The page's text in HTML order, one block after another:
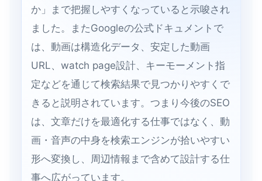
か」まで把握しやすくなっていると示唆され
ました。またGoogleの公式ドキュメントで
は、動画は構造化データ、安定した動画
URL、watch page設計、キーモーメント指
定などを通じて検索結果で見つかりやすくで
きると説明されています。つまり今後のSEO
は、文章だけを最適化する仕事ではなく、動
画・音声の中身を検索エンジンが拾いやすい
形へ変換し、周辺情報まで含めて設計する仕
事へ広がっています。